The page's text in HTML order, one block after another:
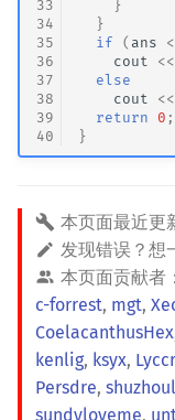
33
34
35
36
37
38
39
40
}
}
if
( ans <
cout
<<
else
cout
<<
return
0 ;
}
本页面最近更
发现错误？想
本页面贡献者：
c-forrest, mgt,
CoelacanthusHex
kenlig, ksyx,
Persdre,
sundyloveme,